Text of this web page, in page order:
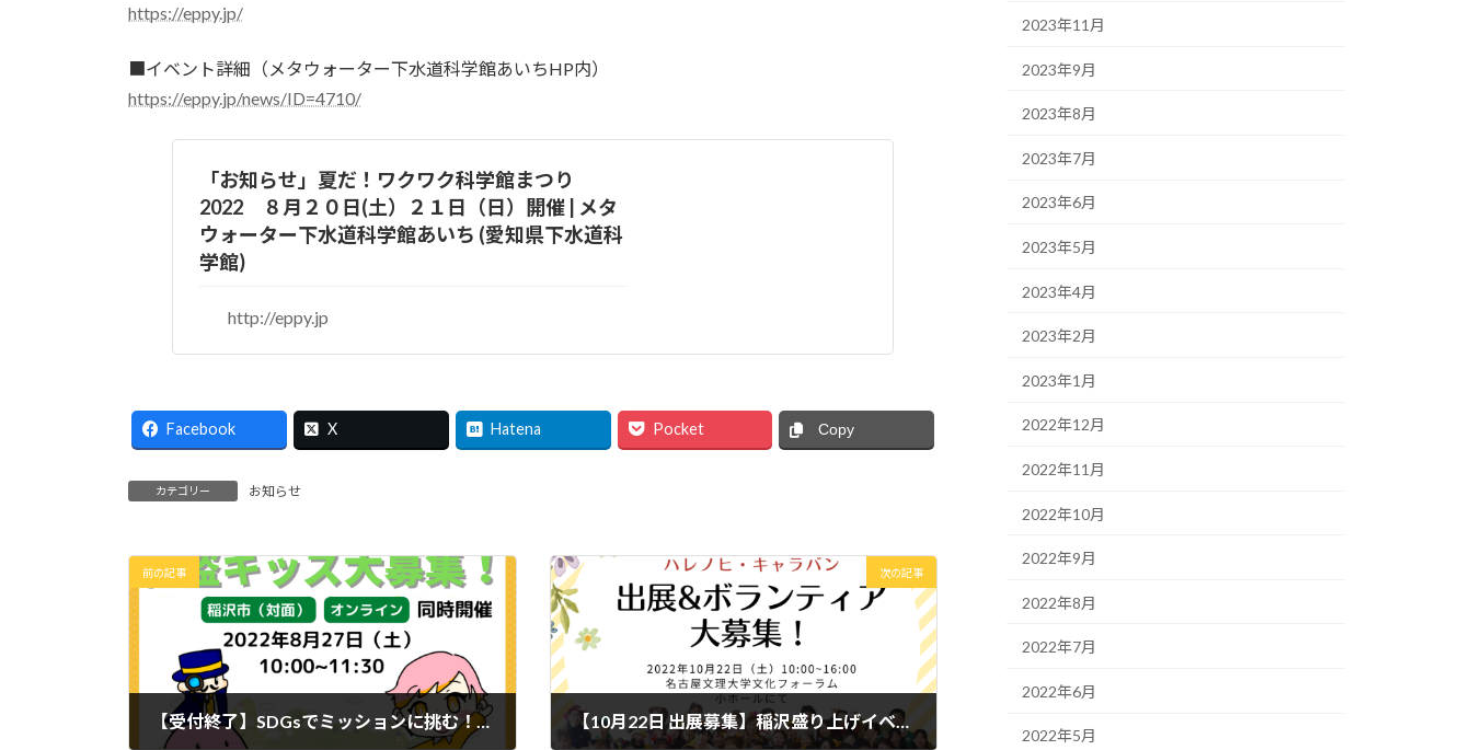
https://eppy.jp/
■イベント詳細（メタウォーター下水道科学館あいちHP内）
https://eppy.jp/news/ID=4710/
「お知らせ」夏だ！ワクワク科学館まつり
2022 ８月２０日(土）２１日（日）開催 | メタ
ウォーター下水道科学館あいち (愛知県下水道科
学館)
http://eppy.jp
Facebook X Hatena Pocket Copy
カテゴリー お知らせ
前の記事
【受付終了】SDGsでミッションに挑む！怪盗キッズ大募集！
次の記事
【10月22日 出展募集】稲沢盛り上げイベント ハレノヒ・キャラバン開催決定！
2023年11月
2023年9月
2023年8月
2023年7月
2023年6月
2023年5月
2023年4月
2023年2月
2023年1月
2022年12月
2022年11月
2022年10月
2022年9月
2022年8月
2022年7月
2022年6月
2022年5月